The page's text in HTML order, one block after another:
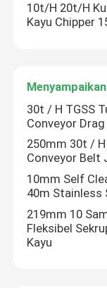
Tentang kita
Kontrol kualitas
Hubungi kami
Berita
Semua Kasus
10t/H 20t/H
Kayu Chipper
30t / H TGSS
Conveyor
250mm 30t /
Conveyor Belt
10mm Self
40m Stainless
219mm 10
Fleksibel
Kayu